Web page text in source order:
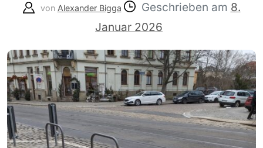
von Alexander Bigga Geschrieben am 8.
Januar 2026